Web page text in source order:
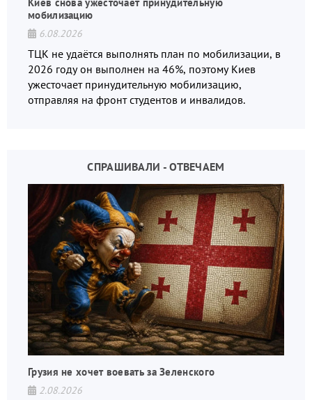
Киев снова ужесточает принудительную
мобилизацию
6.08.2026
ТЦК не удаётся выполнять план по мобилизации, в
2026 году он выполнен на 46%, поэтому Киев
ужесточает принудительную мобилизацию,
отправляя на фронт студентов и инвалидов.
СПРАШИВАЛИ - ОТВЕЧАЕМ
Грузия не хочет воевать за Зеленского
2.08.2026